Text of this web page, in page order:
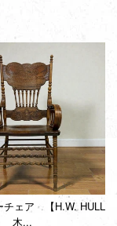
チェア 【H.W. HULL
木...